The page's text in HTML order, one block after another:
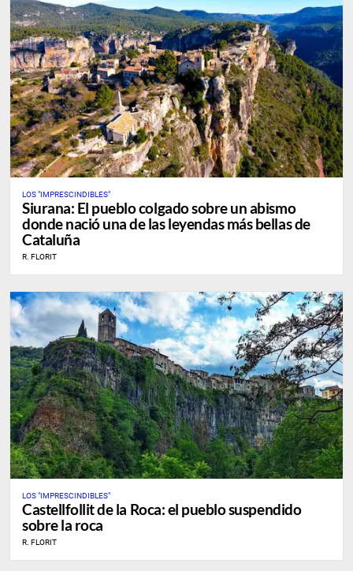
LOS "IMPRESCINDIBLES"
Siurana: El pueblo colgado sobre un abismo
donde nació una de las leyendas más bellas de
Cataluña
R. FLORIT
LOS "IMPRESCINDIBLES"
Castellfollit de la Roca: el pueblo suspendido
sobre la roca
R. FLORIT